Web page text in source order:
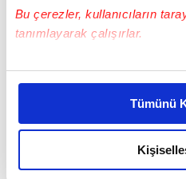
Bu çerezler, kullanıcıların
tanımlayarak çalışırlar.
Bu çerezlere izin vermeniz
daha iyi reklam deneyimi
amacımızın size daha iyi bir
olduğunu ve sizlere en iyi
elimizden gelen çabayı
Tümünü